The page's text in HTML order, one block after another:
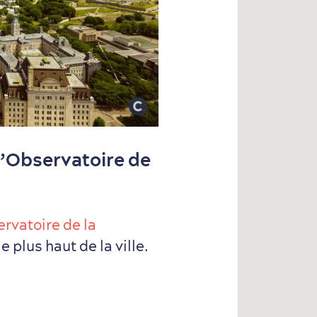
de
de la
plus haut de la ville.